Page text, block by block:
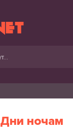
Дни ночам